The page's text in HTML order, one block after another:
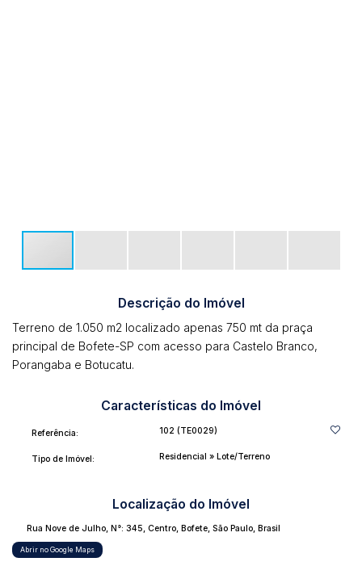
Descrição do Imóvel
Terreno de 1.050 m2 localizado apenas 750 mt da praça
principal de Bofete-SP com acesso para Castelo Branco,
Porangaba e Botucatu.
Características do Imóvel
Referência: 102 (TE0029)
Tipo de Imóvel: Residencial » Lote/Terreno
Localização do Imóvel
Rua Nove de Julho, N°: 345, Centro, Bofete, São Paulo, Brasil
Abrir no Google Maps